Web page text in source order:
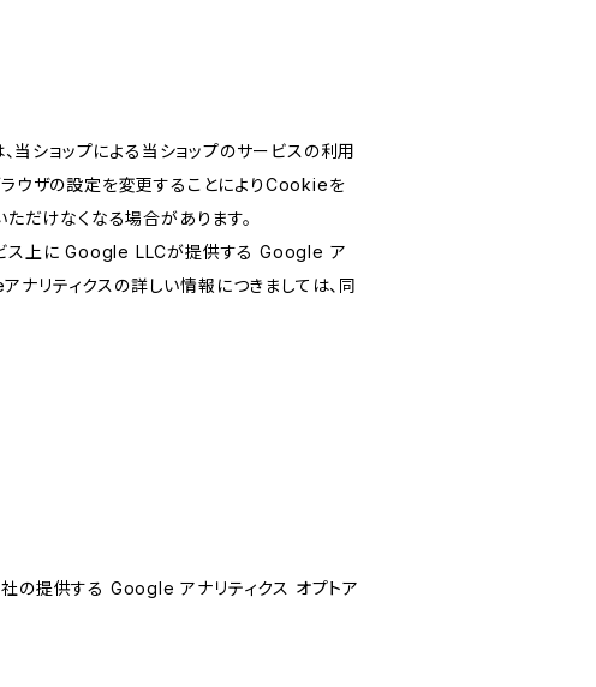
当ショップによる当ショップのサービスの利用
ウザの設定を変更することによりCookieを
だけなくなる場合があります。
ビス上に Google LLCが提供する Google ア
リティクスの詳しい情報につきましては、同
の提供する Google アナリティクス オプトア